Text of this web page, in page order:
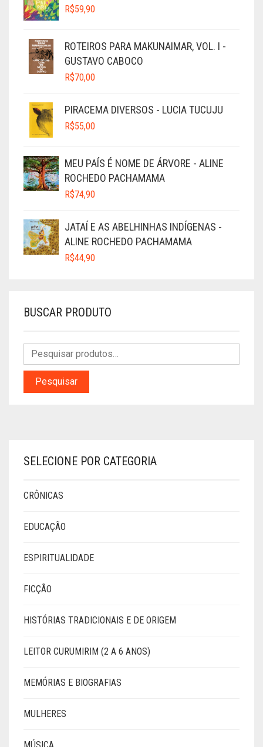
R$59,90
ROTEIROS PARA MAKUNAIMAR, VOL. I -
GUSTAVO CABOCO
R$70,00
PIRACEMA DIVERSOS - LUCIA TUCUJU
R$55,00
MEU PAÍS É NOME DE ÁRVORE - ALINE
ROCHEDO PACHAMAMA
R$74,90
JATAÍ E AS ABELHINHAS INDÍGENAS -
ALINE ROCHEDO PACHAMAMA
R$44,90
BUSCAR PRODUTO
Pesquisar
SELECIONE POR CATEGORIA
CRÔNICAS
EDUCAÇÃO
ESPIRITUALIDADE
FICÇÃO
HISTÓRIAS TRADICIONAIS E DE ORIGEM
LEITOR CURUMIRIM (2 A 6 ANOS)
MEMÓRIAS E BIOGRAFIAS
MULHERES